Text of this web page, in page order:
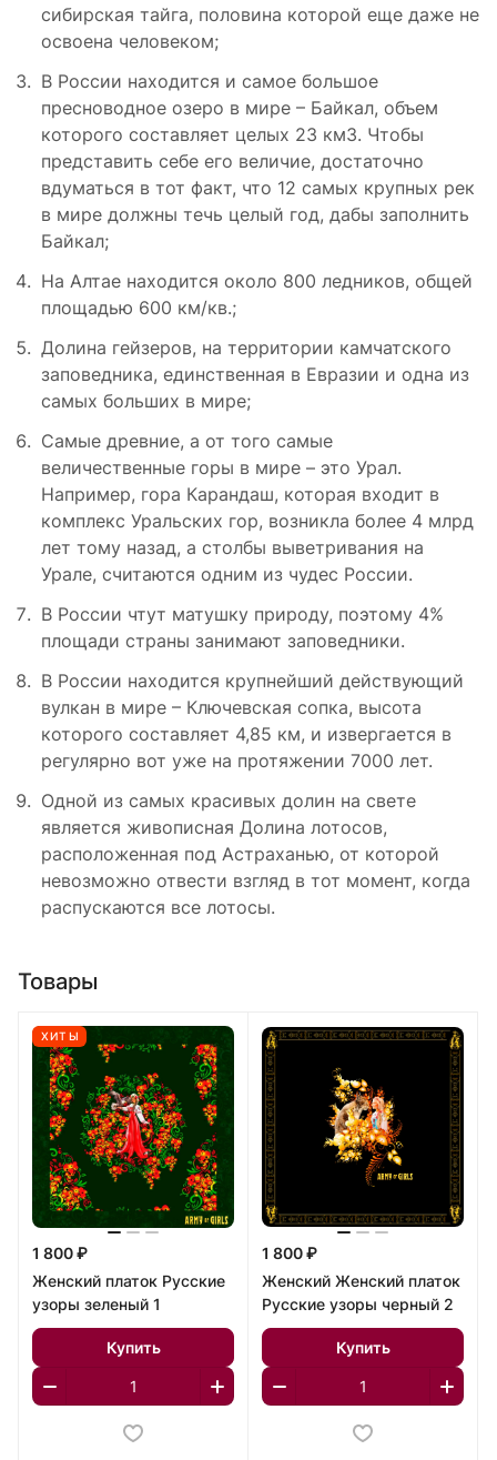
сибирская тайга, половина которой еще даже не
освоена человеком;
В России находится и самое большое
пресноводное озеро в мире – Байкал, объем
которого составляет целых 23 км3. Чтобы
представить себе его величие, достаточно
вдуматься в тот факт, что 12 самых крупных рек
в мире должны течь целый год, дабы заполнить
Байкал;
На Алтае находится около 800 ледников, общей
площадью 600 км/кв.;
Долина гейзеров, на территории камчатского
заповедника, единственная в Евразии и одна из
самых больших в мире;
Самые древние, а от того самые
величественные горы в мире – это Урал.
Например, гора Карандаш, которая входит в
комплекс Уральских гор, возникла более 4 млрд
лет тому назад, а столбы выветривания на
Урале, считаются одним из чудес России.
В России чтут матушку природу, поэтому 4%
площади страны занимают заповедники.
В России находится крупнейший действующий
вулкан в мире – Ключевская сопка, высота
которого составляет 4,85 км, и извергается в
регулярно вот уже на протяжении 7000 лет.
Одной из самых красивых долин на свете
является живописная Долина лотосов,
расположенная под Астраханью, от которой
невозможно отвести взгляд в тот момент, когда
распускаются все лотосы.
Товары
ХИТЫ
1 800 ₽
Женский платок Русские
узоры зеленый 1
Купить
1 800 ₽
Женский Женский платок
Русские узоры черный 2
Купить